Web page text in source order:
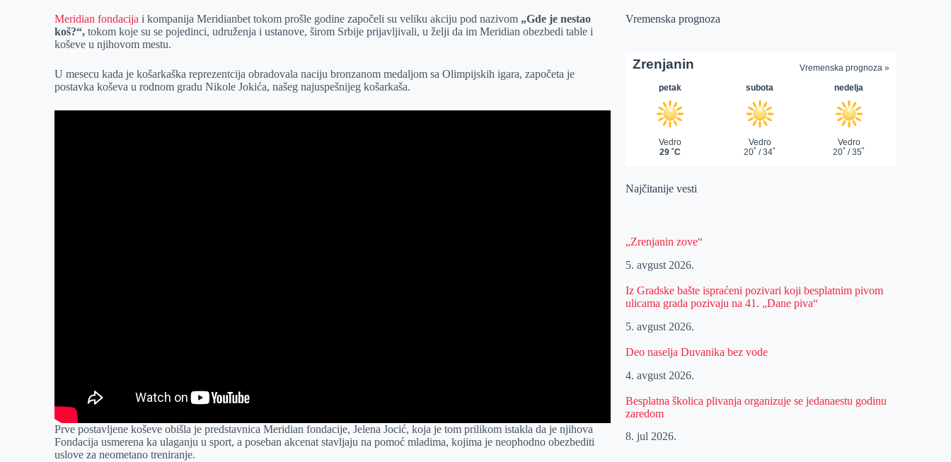
p
p
lMeridian fondacija i kompanija Meridianbet tokom prošle godine započeli su veliku akciju pod nazivom „Gde je nestao
koš?“, tokom koje su se pojedinci, udruženja i ustanove, širom Srbije prijavljivali, u želji da im Meridian obezbedi table i
koševe u njihovom mestu.
U mesecu kada je košarkaška reprezentcija obradovala naciju bronzanom medaljom sa Olimpijskih igara, započeta je
postavka koševa u rodnom gradu Nikole Jokića, našeg najuspešnijeg košarkaša.
Prve postavljene koševe obišla je predstavnica Meridian fondacije, Jelena Jocić, koja je tom prilikom istakla da je njihova
Fondacija usmerena ka ulaganju u sport, a poseban akcenat stavljaju na pomoć mladima, kojima je neophodno obezbediti
uslove za neometano treniranje.
Vremenska prognoza
Najčitanije vesti
„Zrenjanin zove“
5. avgust 2026.
Iz Gradske bašte ispraćeni pozivari koji besplatnim pivom
ulicama grada pozivaju na 41. „Dane piva“
5. avgust 2026.
Deo naselja Duvanika bez vode
4. avgust 2026.
Besplatna školica plivanja organizuje se jedanaestu godinu
zaredom
8. jul 2026.